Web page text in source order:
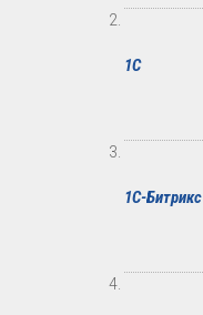
1С
1С-Битрикс